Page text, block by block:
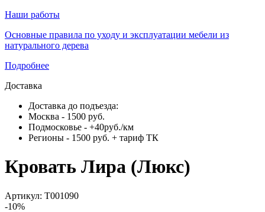
Наши работы
Основные правила по уходу и эксплуатации мебели из
натурального дерева
Подробнее
Доставка
Доставка до подъезда:
Москва - 1500 руб.
Подмосковье - +40руб./км
Регионы - 1500 руб. + тариф ТК
Кровать Лира (Люкс)
Артикул: Т001090
-10%